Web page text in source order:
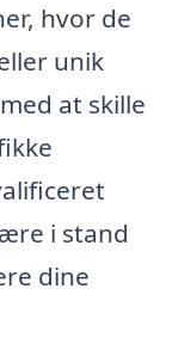
hvor de
unik
at skille
i stand
dine